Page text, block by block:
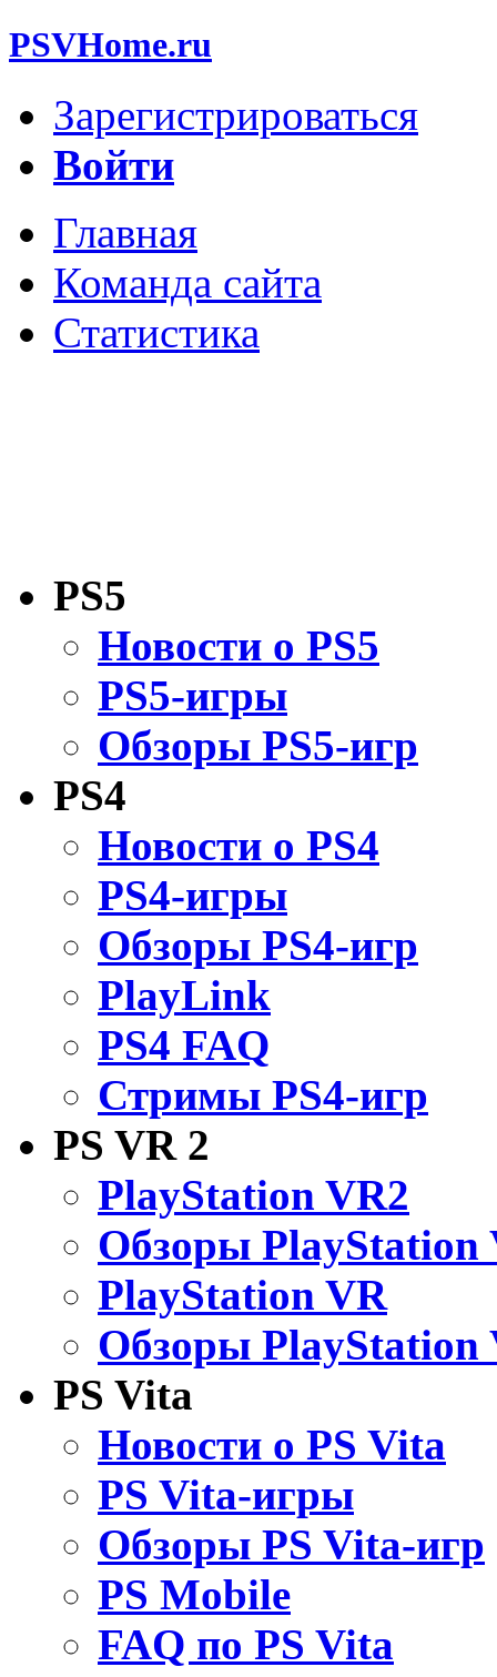
PSVHome.ru
Зарегистрироваться
Войти
Главная
Команда сайта
Статистика
PS5
Новости о PS5
PS5-игры
Обзоры PS5-игр
PS4
Новости о PS4
PS4-игры
Обзоры PS4-игр
PlayLink
PS4 FAQ
Стримы PS4-игр
PS VR 2
PlayStation VR2
Обзоры PlayStation
PlayStation VR
Обзоры PlayStation
PS Vita
Новости о PS Vita
PS Vita-игры
Обзоры PS Vita-игр
PS Mobile
FAQ по PS Vita